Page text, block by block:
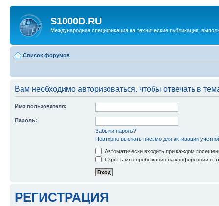
S1000D.RU
Международная спецификация на технические публикации,
Список форумов
Вам необходимо авторизоваться, чтобы отвечать в
Имя пользователя:
Пароль:
Забыли пароль?
Повторно выслать письмо для активации
Автоматически входить при каждом
Скрыть моё пребывание на конференции в
РЕГИСТРАЦИЯ